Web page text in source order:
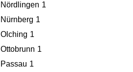
Nördlingen 1
Nürnberg 1
Olching 1
Ottobrunn 1
Passau 1